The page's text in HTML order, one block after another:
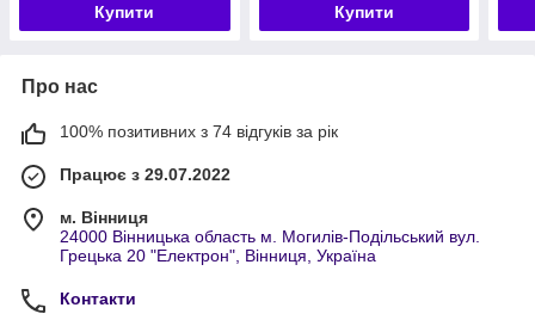
Купити Купити
Про нас
100% позитивних з 74 відгуків за рік
Працює з 29.07.2022
м. Вінниця
24000 Вінницька область м. Могилів-Подільський вул.
Грецька 20 "Електрон", Вінниця, Україна
Контакти